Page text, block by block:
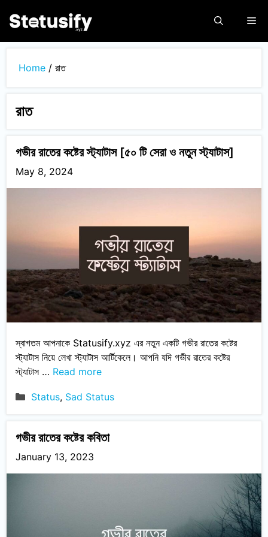
Home / রাত
রাত
গভীর রাতের কষ্টের স্ট্যাটাস [৫০ টি সেরা ও নতুন স্ট্যাটাস]
May 8, 2024
স্বাগতম আপনাকে Statusify.xyz এর নতুন একটি গভীর রাতের কষ্টের
স্ট্যাটাস নিয়ে লেখা স্ট্যাটাস আর্টিকেলে। আপনি যদি গভীর রাতের কষ্টের
স্ট্যাটাস … Read more
Categories
Status, Sad Status
গভীর রাতের কষ্টের কবিতা
January 13, 2023